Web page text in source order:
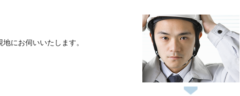
にお伺いいたします。